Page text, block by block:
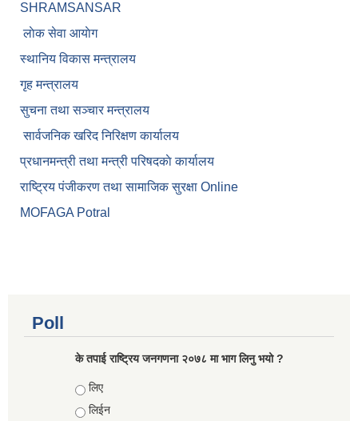
SHRAMSANSAR
लाेक सेवा आयाेग
स्थानिय विकास मन्त्रालय
गृह मन्त्रालय
सुचना तथा सञ्चार मन्त्रालय
सार्वजनिक खरिद निरिक्षण कार्यालय
प्रधानमन्त्री तथा मन्त्री परिषदकाे कार्यालय
राष्ट्रिय पंजीकरण तथा सामाजिक सुरक्षा Online
MOFAGA Potral
Poll
के तपाई राष्ट्रिय जनगणना २०७८ मा भाग लिनु भयो ?
Choices
लिए
लिईन